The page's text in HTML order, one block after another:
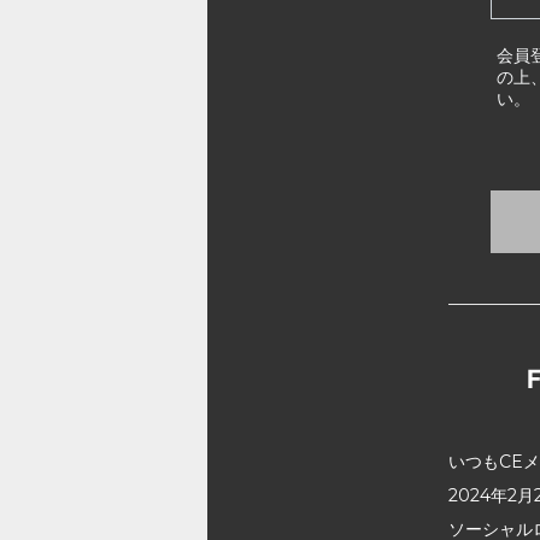
会員
の上
い。
いつもCE
2024年2月
ソーシャ